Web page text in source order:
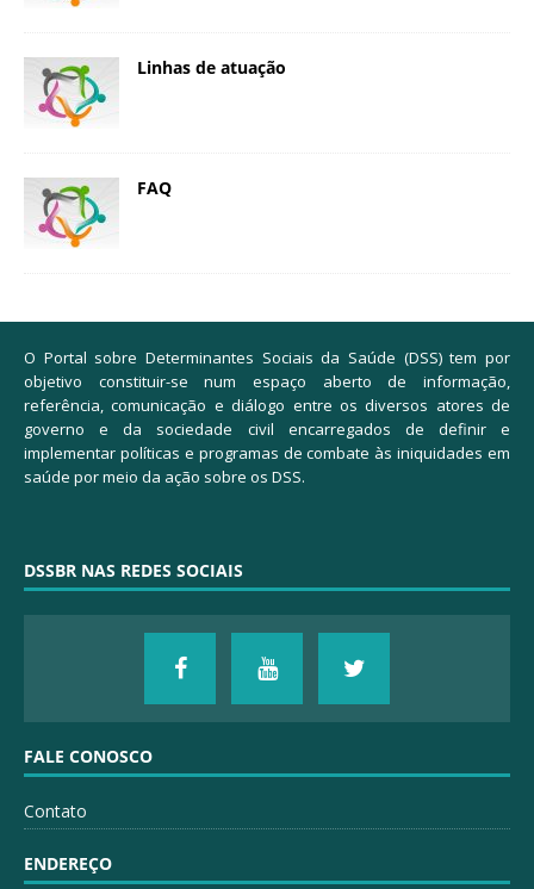
Linhas de atuação
FAQ
O Portal sobre Determinantes Sociais da Saúde (DSS) tem por
objetivo constituir-se num espaço aberto de informação,
referência, comunicação e diálogo entre os diversos atores de
governo e da sociedade civil encarregados de definir e
implementar políticas e programas de combate às iniquidades em
saúde por meio da ação sobre os DSS.
DSSBR NAS REDES SOCIAIS
FALE CONOSCO
Contato
ENDEREÇO